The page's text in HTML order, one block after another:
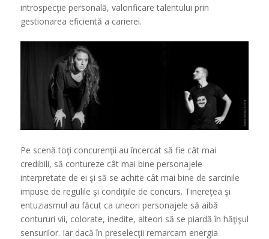
introspecţie personală, valorificare talentului prin
gestionarea eficientă a carierei.
Pe scenă toţi concurenţii au încercat să fie cât mai
credibili, să contureze cât mai bine personajele
interpretate de ei şi să se achite cât mai bine de sarcinile
impuse de regulile şi condiţiile de concurs. Tinereţea şi
entuziasmul au făcut ca uneori personajele să aibă
contururi vii, colorate, inedite, alteori să se piardă în hăţişul
sensurilor. Iar dacă în preselecţii remarcam energia